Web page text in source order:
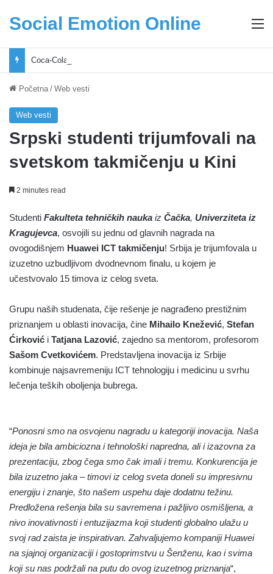
Social Emotion Online
Početna / Web vesti
Web vesti
Srpski studenti trijumfovali na
svetskom takmičenju u Kini
2 minutes read
Studenti Fakulteta tehničkih nauka iz Čačka, Univerziteta iz
Kragujevca, osvojili su jednu od glavnih nagrada na
ovogodišnjem Huawei ICT takmičenju! Srbija je trijumfovala u
izuzetno uzbudljivom dvodnevnom finalu, u kojem je
učestvovalo 15 timova iz celog sveta.
Grupu naših studenata, čije rešenje je nagrađeno prestižnim
priznanjem u oblasti inovacija, čine Mihailo Knežević, Stefan
Ćirković i Tatjana Lazović, zajedno sa mentorom, profesorom
Sašom Cvetkovićem. Predstavljena inovacija iz Srbije
kombinuje najsavremeniju ICT tehnologiju i medicinu u svrhu
lečenja teških oboljenja bubrega.
“Ponosni smo na osvojenu nagradu u kategoriji inovacija. Naša
ideja je bila ambiciozna i tehnološki napredna, ali i izazovna za
prezentaciju, zbog čega smo čak imali i tremu. Konkurencija je
bila izuzetno jaka – timovi iz celog sveta doneli su impresivnu
energiju i znanje, što našem uspehu daje dodatnu težinu.
Predložena rešenja bila su savremena i pažljivo osmišljena, a
nivo inovativnosti i entuzijazma koji studenti globalno ulažu u
svoj rad zaista je inspirativan. Zahvaljujemo kompaniji Huawei
na sjajnoj organizaciji i gostoprimstvu u Šenženu, kao i svima
koji su nas podržali na putu do ovog izuzetnog priznanja“,